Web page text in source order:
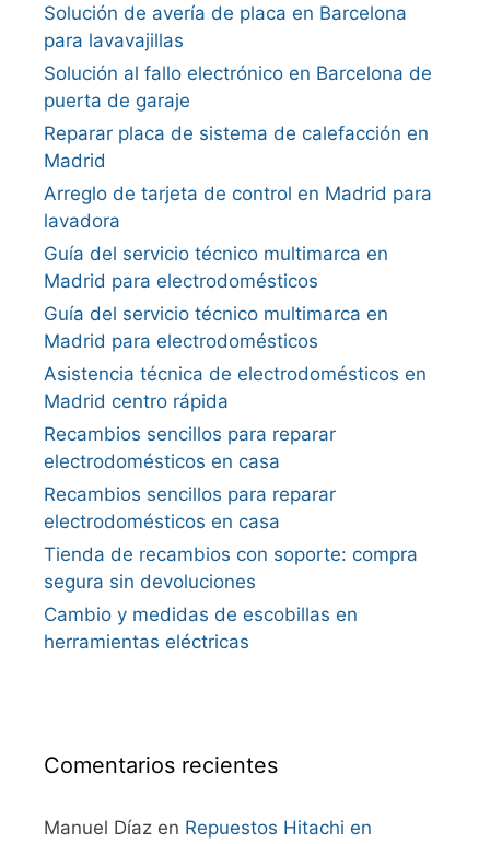
Solución de avería de placa en Barcelona
para lavavajillas
Solución al fallo electrónico en Barcelona de
puerta de garaje
Reparar placa de sistema de calefacción en
Madrid
Arreglo de tarjeta de control en Madrid para
lavadora
Guía del servicio técnico multimarca en
Madrid para electrodomésticos
Guía del servicio técnico multimarca en
Madrid para electrodomésticos
Asistencia técnica de electrodomésticos en
Madrid centro rápida
Recambios sencillos para reparar
electrodomésticos en casa
Recambios sencillos para reparar
electrodomésticos en casa
Tienda de recambios con soporte: compra
segura sin devoluciones
Cambio y medidas de escobillas en
herramientas eléctricas
Comentarios recientes
Manuel Díaz en Repuestos Hitachi en